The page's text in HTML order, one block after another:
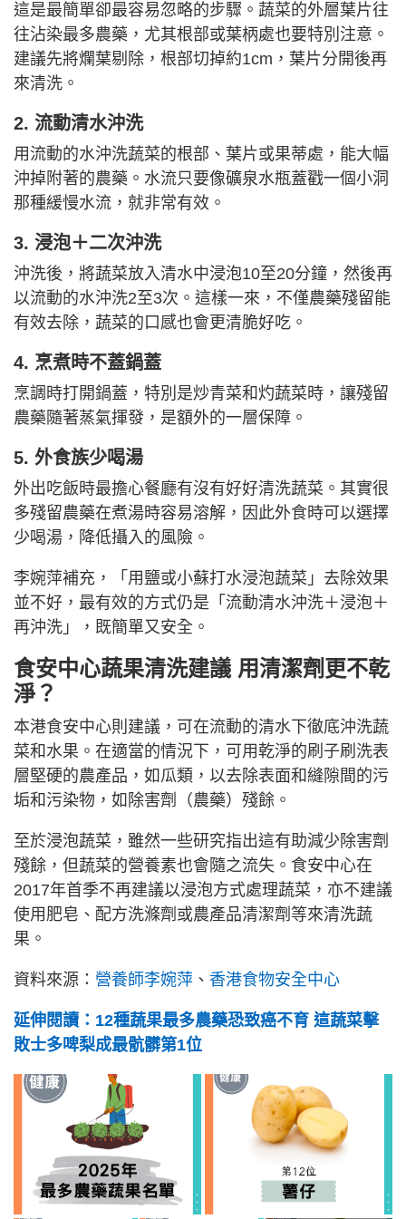
這是最簡單卻最容易忽略的步驟。蔬菜的外層葉片往
往沾染最多農藥，尤其根部或葉柄處也要特別注意。
建議先將爛葉剔除，根部切掉約1cm，葉片分開後再
來清洗。
2. 流動清水沖洗
用流動的水沖洗蔬菜的根部、葉片或果蒂處，能大幅
沖掉附著的農藥。水流只要像礦泉水瓶蓋戳一個小洞
那種緩慢水流，就非常有效。
3. 浸泡＋二次沖洗
沖洗後，將蔬菜放入清水中浸泡10至20分鐘，然後再
以流動的水沖洗2至3次。這樣一來，不僅農藥殘留能
有效去除，蔬菜的口感也會更清脆好吃。
4. 烹煮時不蓋鍋蓋
烹調時打開鍋蓋，特別是炒青菜和灼蔬菜時，讓殘留
農藥隨著蒸氣揮發，是額外的一層保障。
5. 外食族少喝湯
外出吃飯時最擔心餐廳有沒有好好清洗蔬菜。其實很
多殘留農藥在煮湯時容易溶解，因此外食時可以選擇
少喝湯，降低攝入的風險。
李婉萍補充，「用鹽或小蘇打水浸泡蔬菜」去除效果
並不好，最有效的方式仍是「流動清水沖洗＋浸泡＋
再沖洗」，既簡單又安全。
食安中心蔬果清洗建議 用清潔劑更不乾
淨？
本港食安中心則建議，可在流動的清水下徹底沖洗蔬
菜和水果。在適當的情況下，可用乾淨的刷子刷洗表
層堅硬的農產品，如瓜類，以去除表面和縫隙間的污
垢和污染物，如除害劑（農藥）殘餘。
至於浸泡蔬菜，雖然一些研究指出這有助減少除害劑
殘餘，但蔬菜的營養素也會隨之流失。食安中心在
2017年首季不再建議以浸泡方式處理蔬菜，亦不建議
使用肥皂、配方洗滌劑或農產品清潔劑等來清洗蔬
果。
資料來源： 營養師李婉萍 、 香港食物安全中心
延伸閱讀：12種蔬果最多農藥恐致癌不育 這蔬菜擊
敗士多啤梨成最骯髒第1位